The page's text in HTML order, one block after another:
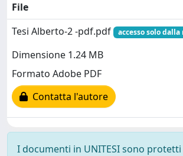
File
Tesi Alberto-2 -pdf.pdf
accesso solo
Dimensione 1.24 MB
Formato Adobe PDF
Contatta l'autore
I documenti in UNITESI sono